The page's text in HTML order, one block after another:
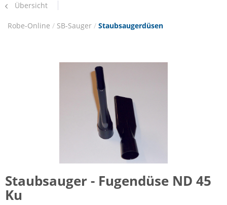
Übersicht
Robe-Online / SB-Sauger / Staubsaugerdüsen
Staubsauger - Fugendüse ND 45
Ku